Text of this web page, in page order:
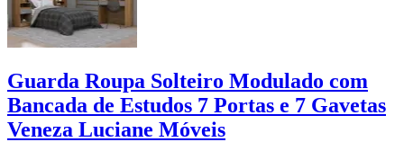
Guarda Roupa Solteiro Modulado com
Bancada de Estudos 7 Portas e 7 Gavetas
Veneza Luciane Móveis